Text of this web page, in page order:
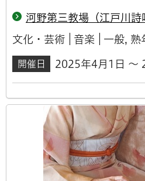
河野第三教場（江戸川詩
文化・芸術 音楽 一般, 熟
開催日 2025年4月1日 ～